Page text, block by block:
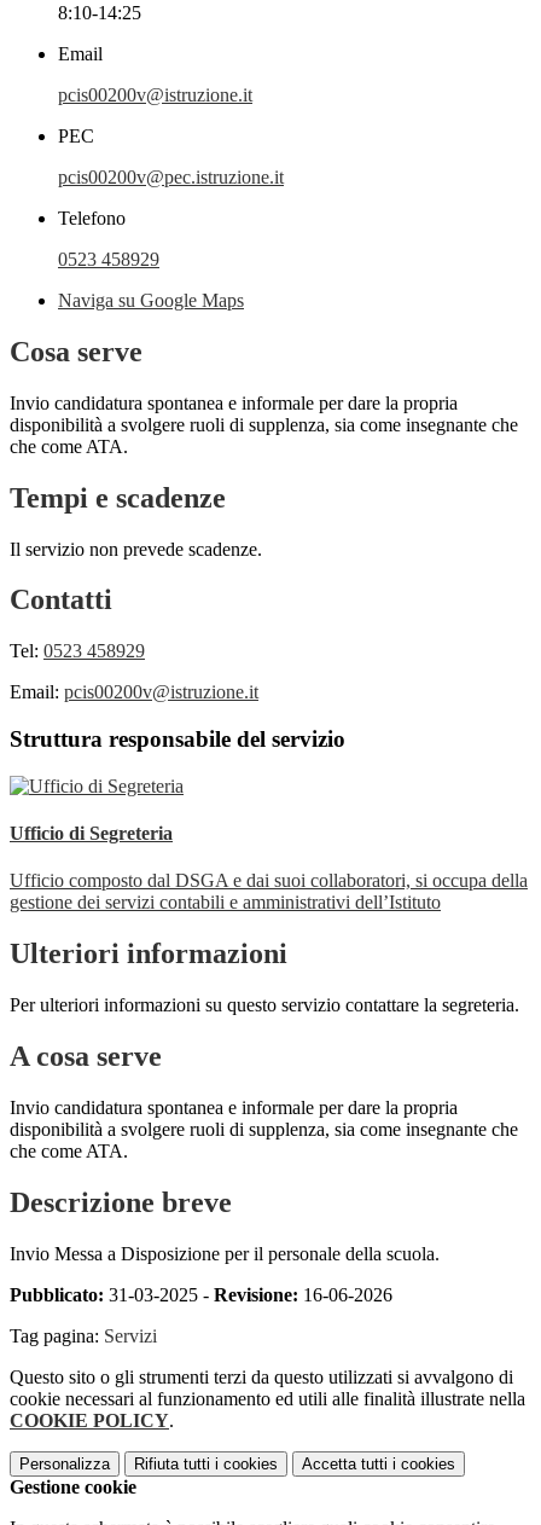
8:10-14:25
Email
pcis00200v@istruzione.it
PEC
pcis00200v@pec.istruzione.it
Telefono
0523 458929
Naviga su Google Maps
Cosa serve
Invio candidatura spontanea e informale per dare la propria
disponibilità a svolgere ruoli di supplenza, sia come insegnante che
che come ATA.
Tempi e scadenze
Il servizio non prevede scadenze.
Contatti
Tel: 0523 458929
Email: pcis00200v@istruzione.it
Struttura responsabile del servizio
Ufficio di Segreteria
Ufficio composto dal DSGA e dai suoi collaboratori, si occupa della
gestione dei servizi contabili e amministrativi dell’Istituto
Ulteriori informazioni
Per ulteriori informazioni su questo servizio contattare la segreteria.
A cosa serve
Invio candidatura spontanea e informale per dare la propria
disponibilità a svolgere ruoli di supplenza, sia come insegnante che
che come ATA.
Descrizione breve
Invio Messa a Disposizione per il personale della scuola.
Pubblicato: 31-03-2025 - Revisione: 16-06-2026
Tag pagina: Servizi
Questo sito o gli strumenti terzi da questo utilizzati si avvalgono di
cookie necessari al funzionamento ed utili alle finalità illustrate nella
COOKIE POLICY.
Personalizza Rifiuta tutti i cookies Accetta tutti i cookies
Gestione cookie